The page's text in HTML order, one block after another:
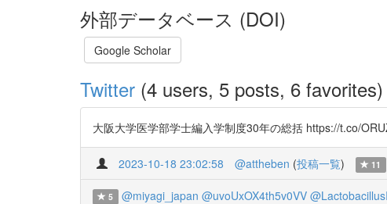
外部データベース (DOI)
Google Scholar
Twitter (4 users, 5 posts, 6 favorites)
大阪大学医学部学士編入学制度30年の総括 https://t.co/
2023-10-18 23:02:58 @attheben (投稿一覧) 11
5 @miyagi_japan @uvoUxOX4th5v0VV @LactobacillusI